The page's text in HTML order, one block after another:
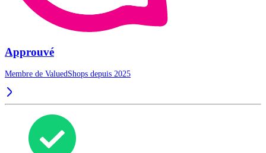
Approuvé
Membre de ValuedShops depuis 2025